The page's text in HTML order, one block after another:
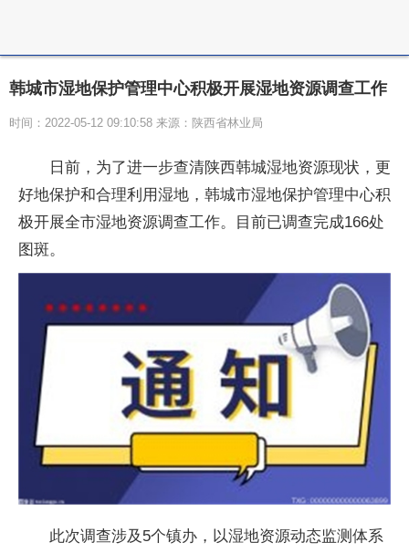
韩城市湿地保护管理中心积极开展湿地资源调查工作
时间：2022-05-12 09:10:58 来源：​陕西省林业局
日前，为了进一步查清陕西韩城湿地资源现状，更
好地保护和合理利用湿地，韩城市湿地保护管理中心积
极开展全市湿地资源调查工作。目前已调查完成166处
图斑。
此次调查涉及5个镇办，以湿地资源动态监测体系